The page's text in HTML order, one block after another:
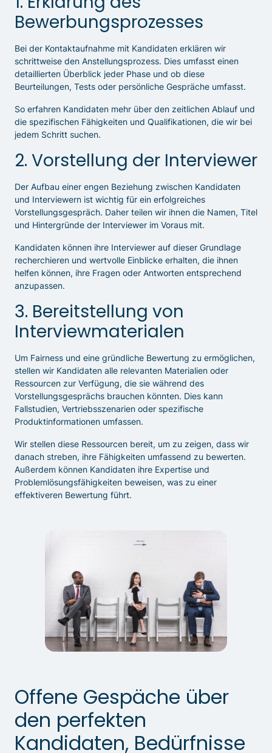
Bewerbungsprozesses
Bei der Kontaktaufnahme mit Kandidaten erklären wir
schrittweise den Anstellungsprozess. Dies umfasst einen
detaillierten Überblick jeder Phase und ob diese
Beurteilungen, Tests oder persönliche Gespräche umfasst.
So erfahren Kandidaten mehr über den zeitlichen Ablauf und
die spezifischen Fähigkeiten und Qualifikationen, die wir bei
jedem Schritt suchen.
2. Vorstellung der Interviewer
Der Aufbau einer engen Beziehung zwischen Kandidaten
und Interviewern ist wichtig für ein erfolgreiches
Vorstellungsgespräch. Daher teilen wir ihnen die Namen, Titel
und Hintergründe der Interviewer im Voraus mit.
Kandidaten können ihre Interviewer auf dieser Grundlage
recherchieren und wertvolle Einblicke erhalten, die ihnen
helfen können, ihre Fragen oder Antworten entsprechend
anzupassen.
3. Bereitstellung von
Interviewmaterialen
Um Fairness und eine gründliche Bewertung zu ermöglichen,
stellen wir Kandidaten alle relevanten Materialien oder
Ressourcen zur Verfügung, die sie während des
Vorstellungsgesprächs brauchen könnten. Dies kann
Fallstudien, Vertriebsszenarien oder spezifische
Produktinformationen umfassen.
Wir stellen diese Ressourcen bereit, um zu zeigen, dass wir
danach streben, ihre Fähigkeiten umfassend zu bewerten.
Außerdem können Kandidaten ihre Expertise und
Problemlösungsfähigkeiten beweisen, was zu einer
effektiveren Bewertung führt.
Offene Gespäche über
den perfekten
Kandidaten, Bedürfnisse